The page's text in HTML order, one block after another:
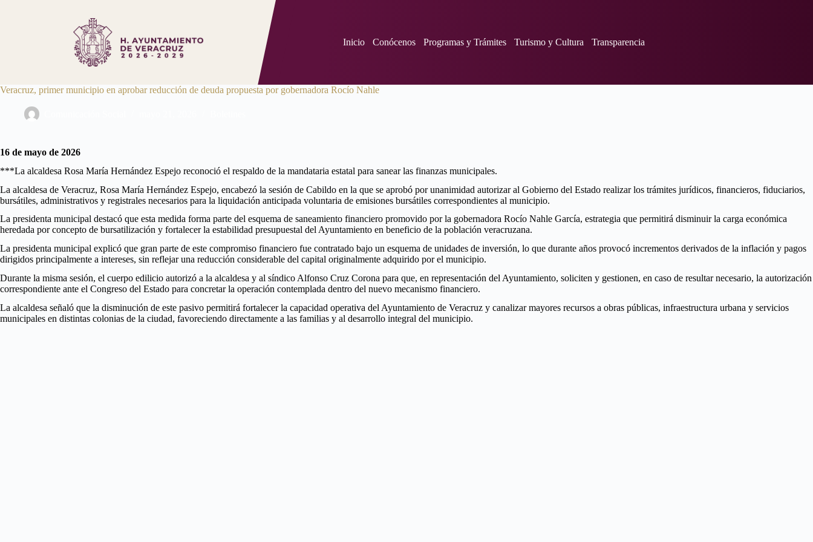
Inicio
Conócenos Programas y Trámites Turismo y Cultura Transparencia
Veracruz, primer municipio en aprobar reducción de deuda propuesta por gobernadora Rocío Nahle
16 de mayo de 2026
***La alcaldesa Rosa María Hernández Espejo reconoció el respaldo de la mandataria estatal para sanear las finanzas municipales.
La alcaldesa de Veracruz, Rosa María Hernández Espejo, encabezó la sesión de Cabildo en la que se aprobó por unanimidad autorizar al Gobierno del Estado realizar los trámites jurídicos, financieros, fiduciarios,
bursátiles, administrativos y registrales necesarios para la liquidación anticipada voluntaria de emisiones bursátiles correspondientes al municipio.
La presidenta municipal destacó que esta medida forma parte del esquema de saneamiento financiero promovido por la gobernadora Rocío Nahle García, estrategia que permitirá disminuir la carga económica
heredada por concepto de bursatilización y fortalecer la estabilidad presupuestal del Ayuntamiento en beneficio de la población veracruzana.
La presidenta municipal explicó que gran parte de este compromiso financiero fue contratado bajo un esquema de unidades de inversión, lo que durante años provocó incrementos derivados de la inflación y pagos
dirigidos principalmente a intereses, sin reflejar una reducción considerable del capital originalmente adquirido por el municipio.
Durante la misma sesión, el cuerpo edilicio autorizó a la alcaldesa y al síndico Alfonso Cruz Corona para que, en representación del Ayuntamiento, soliciten y gestionen, en caso de resultar necesario, la autorización
correspondiente ante el Congreso del Estado para concretar la operación contemplada dentro del nuevo mecanismo financiero.
La alcaldesa señaló que la disminución de este pasivo permitirá fortalecer la capacidad operativa del Ayuntamiento de Veracruz y canalizar mayores recursos a obras públicas, infraestructura urbana y servicios
municipales en distintas colonias de la ciudad, favoreciendo directamente a las familias y al desarrollo integral del municipio.